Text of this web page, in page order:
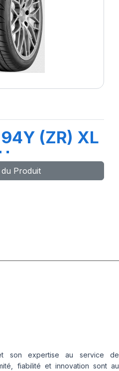
(ZR) XL
du Produit
son expertise au service de
fiabilité et innovation sont au